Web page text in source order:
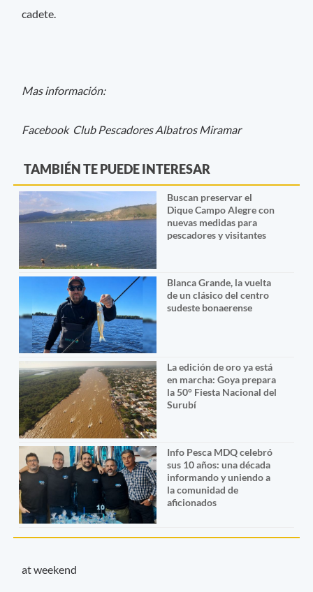
cadete.
Mas información:
Facebook Club Pescadores Albatros Miramar
TAMBIÉN TE PUEDE INTERESAR
Buscan preservar el
Dique Campo Alegre con
nuevas medidas para
pescadores y visitantes
Blanca Grande, la vuelta
de un clásico del centro
sudeste bonaerense
La edición de oro ya está
en marcha: Goya prepara
la 50° Fiesta Nacional del
Surubí
Info Pesca MDQ celebró
sus 10 años: una década
informando y uniendo a
la comunidad de
aficionados
at weekend